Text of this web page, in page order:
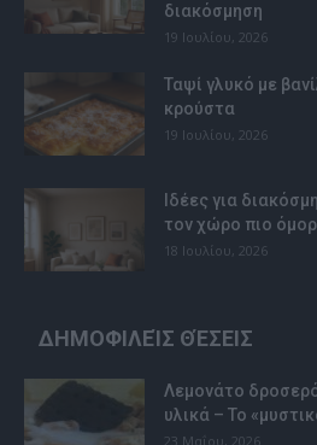
διακόσμηση
19 Ιουλίου, 2026
Ταψί γλυκό με
κρούστα
19 Ιουλίου, 2026
Ιδέες για
τον χώρο πιο
18 Ιουλίου, 2026
ΔΗΜΟΦΙΛΕΊΣ ΘΈΣΕΙΣ
Λεμονάτο
υλικά – Το
23 Μαΐου, 2026